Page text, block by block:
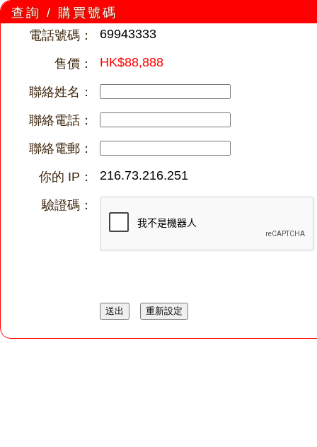
查詢 / 購買號碼
電話號碼：
69943333
售價： HK$88,888
聯絡姓名：
聯絡電話：
聯絡電郵：
你的 IP：
216.73.216.251
驗證碼：